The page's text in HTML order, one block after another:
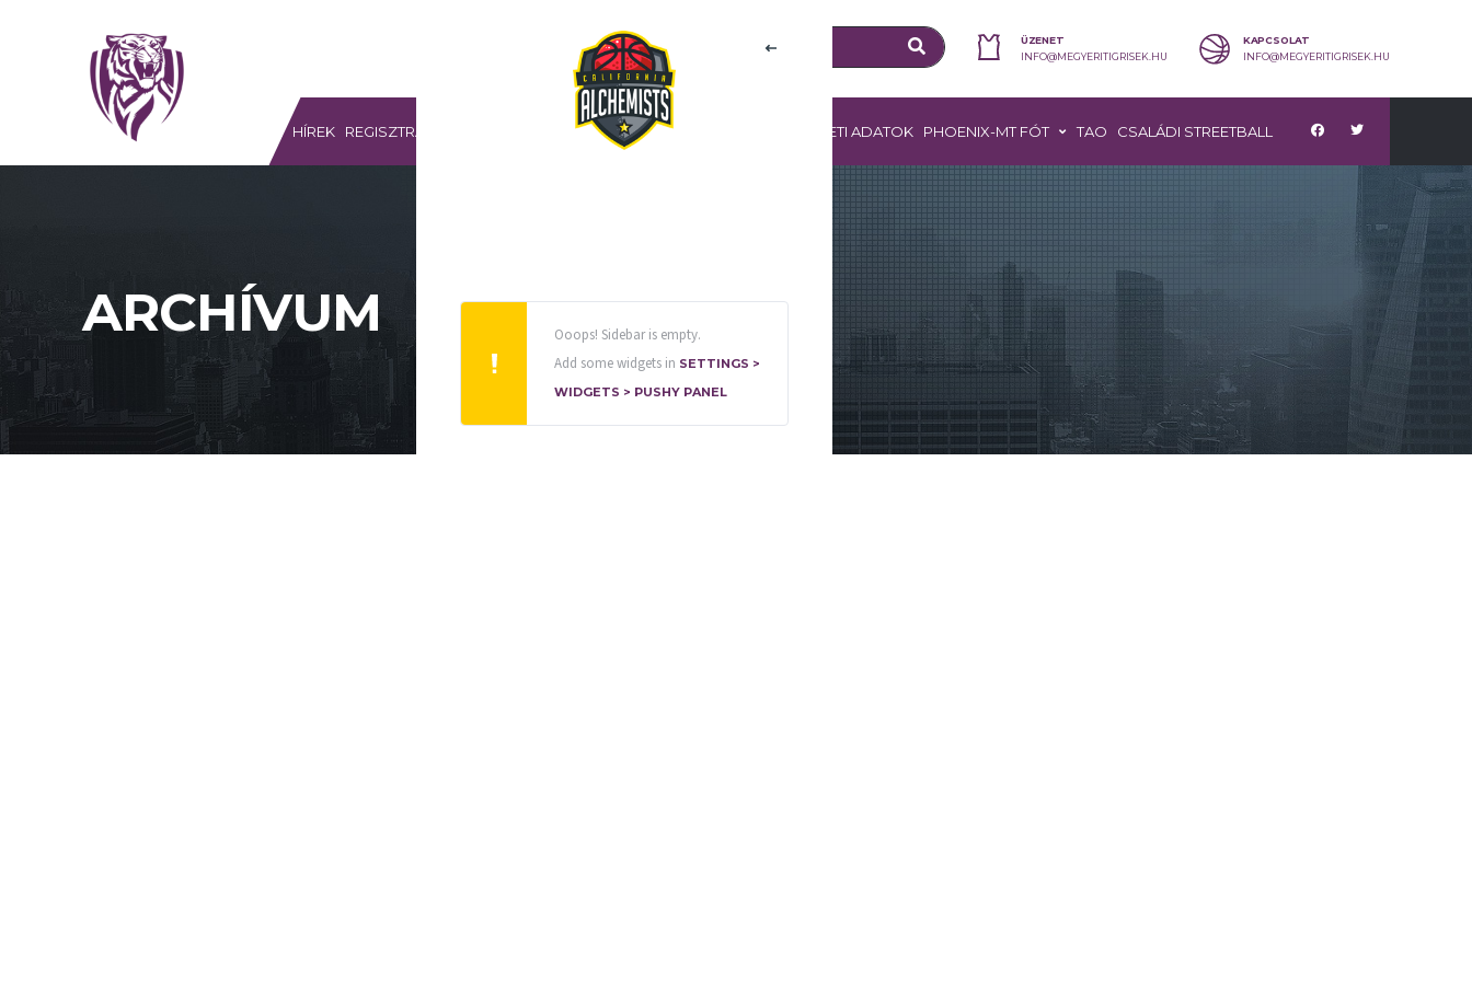
ÜZENET
INFO@MEGYERITIGRISEK.HU
KAPCSOLAT
INFO@MEGYERITIGRISEK.HU
MEGYERI TIGRISEK SE HÍREK REGISZTRÁCIÓ SZOLGÁLTATÁSOK SZPONZOROK EGYESÜLETI ADATOK PHOENIX-MT FÓT TAO CSALÁDI STREETBALL
Ooops! Sidebar is empty.
Add some widgets in SETTINGS >
WIDGETS > PUSHY PANEL
ARCHÍVUM